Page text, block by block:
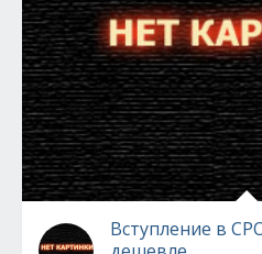
Вступление в